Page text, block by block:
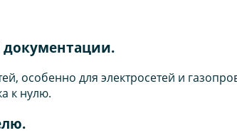
документации.
особенно для электросетей и
к нулю.